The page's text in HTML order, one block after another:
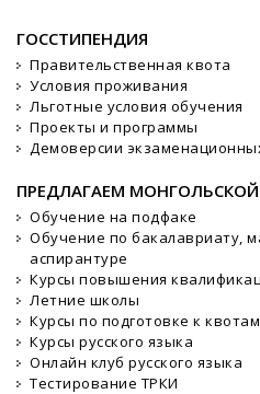
ГОССТИПЕНДИЯ
Правительственная квота
Условия проживания
Льготные условия обучения
Проекты и программы
Демоверсии
ПРЕДЛАГАЕМ
Обучение на подфаке
Обучение по бакалавриату,
аспирантуре
Курсы повышения
Летние школы
Курсы по подготовке к квотам
Курсы русского языка
Онлайн клуб русского языка
Тестирование ТРКИ